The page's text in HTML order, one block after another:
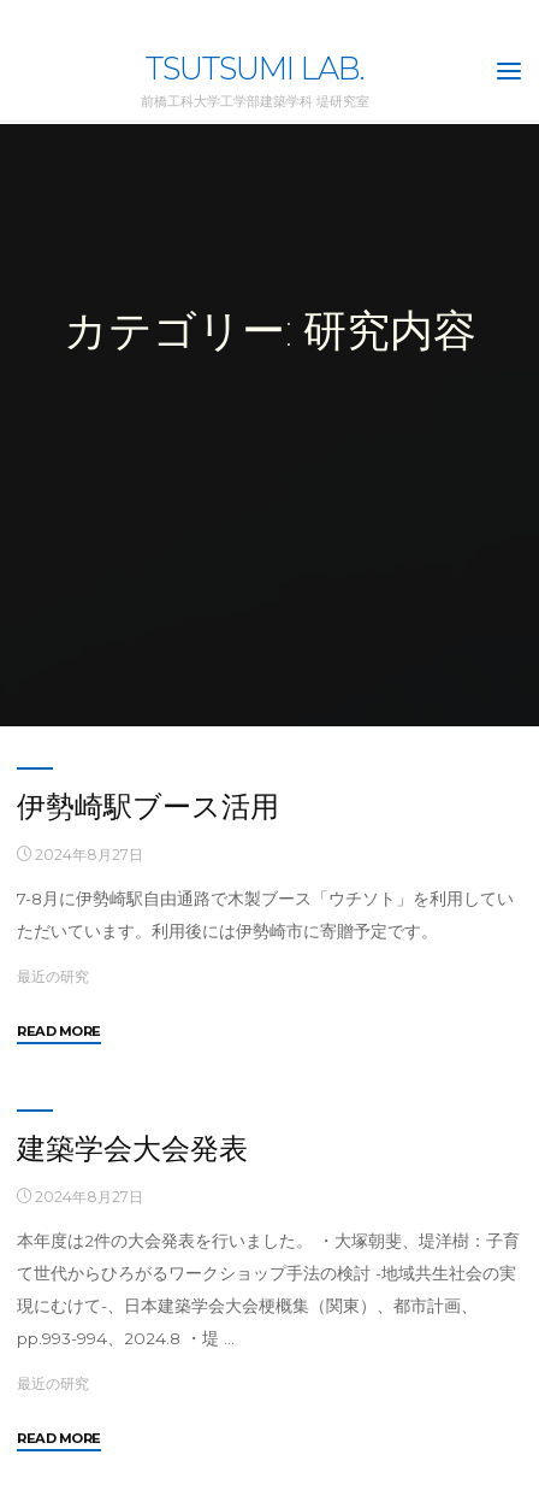
TSUTSUMI LAB.
前橋工科大学工学部建築学科 堤研究室
カテゴリー: 研究内容
伊勢崎駅ブース活用
2024年8月27日
7-8月に伊勢崎駅自由通路で木製ブース「ウチソト」を利用してい
ただいています。利用後には伊勢崎市に寄贈予定です。
最近の研究
READ MORE"伊
ー
ス
用"
建築学会大会発表
2024年8月27日
本年度は2件の大会発表を行いました。 ・大塚朝斐、堤洋樹：子育
て世代からひろがるワークショップ手法の検討 -地域共生社会の実
現にむけて-、日本建築学会大会梗概集（関東）、都市計画、
pp.993-994、2024.8 ・堤 …
最近の研究
READ MORE"建